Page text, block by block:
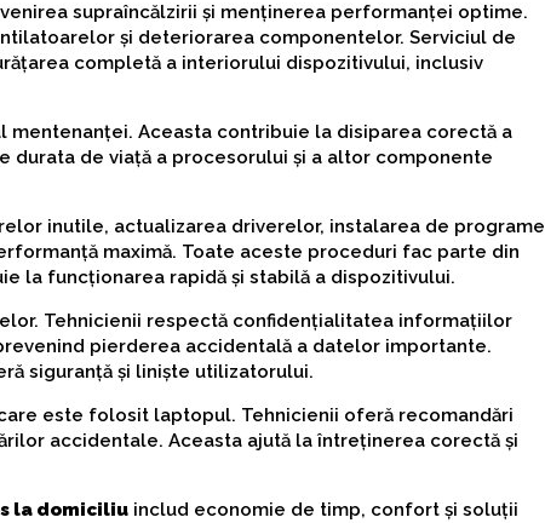
supraîncălzirii și menținerea performanței optime.
și deteriorarea componentelor. Serviciul de
completă a interiorului dispozitivului, inclusiv
Aceasta contribuie la disiparea corectă a
durata de viață a procesorului și a altor componente
inutile, actualizarea driverelor, instalarea de programe
maximă. Toate aceste proceduri fac parte din
la funcționarea rapidă și stabilă a dispozitivului.
Tehnicienii respectă confidențialitatea informațiilor
pierderea accidentală a datelor importante.
siguranță și liniște utilizatorului.
este folosit laptopul. Tehnicienii oferă recomandări
accidentale. Aceasta ajută la întreținerea corectă și
la domiciliu includ economie de timp, confort și soluții